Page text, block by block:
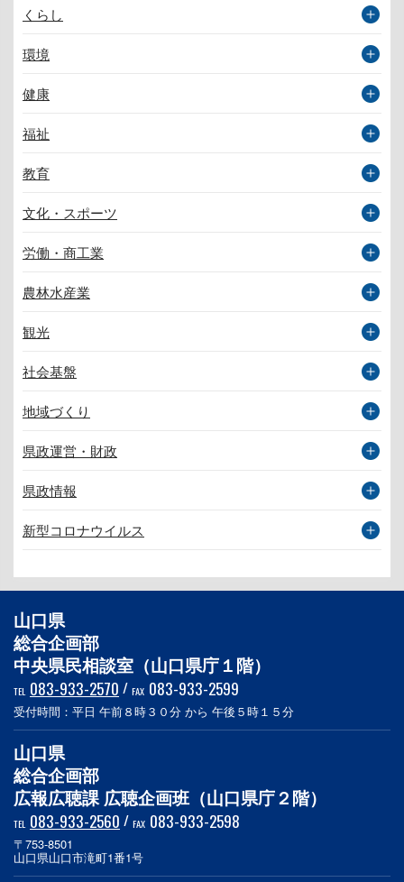
くらし
環境
健康
福祉
教育
文化・スポーツ
労働・商工業
農林水産業
観光
社会基盤
地域づくり
県政運営・財政
県政情報
新型コロナウイルス
山口県
総合企画部
中央県民相談室（山口県庁１階）
TEL 083-933-2570 / FAX 083-933-2599
受付時間：平日 午前８時３０分 から 午後５時１５分
山口県
総合企画部
広報広聴課 広聴企画班（山口県庁２階）
TEL 083-933-2560 / FAX 083-933-2598
〒753-8501
山口県山口市滝町1番1号